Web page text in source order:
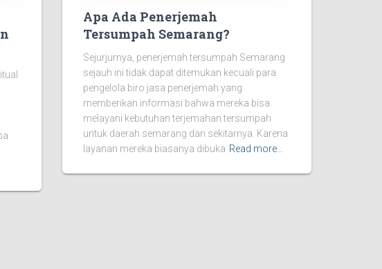
Apa Ada Penerjemah
Tersumpah Semarang?
Sejurjurnya, penerjemah tersumpah Semarang
sejauh ini tidak dapat ditemukan kecuali para
pengelola biro jasa penerjemah yang
memberikan informasi bahwa mereka bisa
melayani kebutuhan terjemahan tersumpah
untuk daerah semarang dan sekitarnya. Karena
layanan mereka biasanya dibuka Read more…